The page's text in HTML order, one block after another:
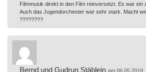
Filmmusik direkt in den Film reinversetzt. Es war ein
Auch das Jugendorchester war sehr stark. Macht
????????
Bernd und Gudrun Stäblein am 06.05.2019